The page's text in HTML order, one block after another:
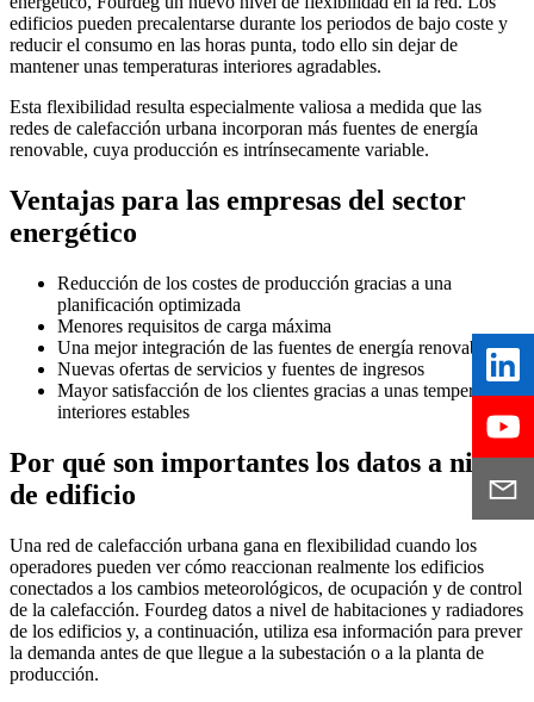
edificios pueden precalentarse durante los periodos de bajo coste y
reducir el consumo en las horas punta, todo ello sin dejar de
mantener unas temperaturas interiores agradables.
Esta flexibilidad resulta especialmente valiosa a medida que las
redes de calefacción urbana incorporan más fuentes de energía
renovable, cuya producción es intrínsecamente variable.
Ventajas para las empresas del sector
energético
Reducción de los costes de producción gracias a una
planificación optimizada
Menores requisitos de carga máxima
Una mejor integración de las fuentes de energía renovables
Nuevas ofertas de servicios y fuentes de ingresos
Mayor satisfacción de los clientes gracias a unas temperaturas
interiores estables
Por qué son importantes los datos a nivel
de edificio
Una red de calefacción urbana gana en flexibilidad cuando los
operadores pueden ver cómo reaccionan realmente los edificios
conectados a los cambios meteorológicos, de ocupación y de control
de la calefacción. Fourdeg datos a nivel de habitaciones y radiadores
de los edificios y, a continuación, utiliza esa información para prever
la demanda antes de que llegue a la subestación o a la planta de
producción.